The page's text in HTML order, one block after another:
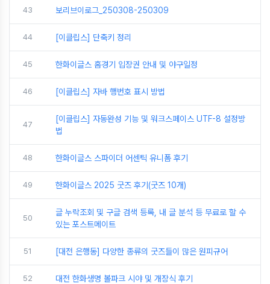
43 보리브이로그_250308-250309
44 [이클립스] 단축키 정리
45 한화이글스 홈경기 입장권 안내 및 야구일정
46 [이클립스] 자바 행번호 표시 방법
47
[이클립스] 자동완성 기능 및 워크스페이스 UTF-8 설정방
법
48 한화이글스 스파이더 어센틱 유니폼 후기
49 한화이글스 2025 굿즈 후기(굿즈 10개)
50
글 누락조회 및 구글 검색 등록, 내 글 분석 등 무료로 할 수
있는 포스트메이트
51 [대전 은행동] 다양한 종류의 굿즈들이 많은 원피규어
52 대전 한화생명 볼파크 시야 및 개장식 후기